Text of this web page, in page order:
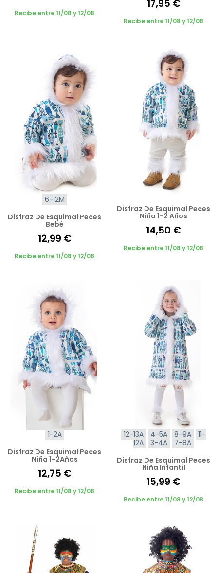
Recibe entre 11/08 y 12/08
17,95 €
Recibe entre 11/08 y 12/08
6-12M
Disfraz De Esquimal Peces
Bebé
12,99 €
Recibe entre 11/08 y 12/08
Disfraz De Esquimal Peces
Niño 1-2 Años
14,50 €
Recibe entre 11/08 y 12/08
1-2A
Disfraz De Esquimal Peces
Niña 1-2Años
12,75 €
Recibe entre 11/08 y 12/08
12-13A 4-5A 8-9A
11-
12A
3-4A
7-8A
Disfraz De Esquimal Peces
Niña Infantil
15,99 €
Recibe entre 11/08 y 12/08